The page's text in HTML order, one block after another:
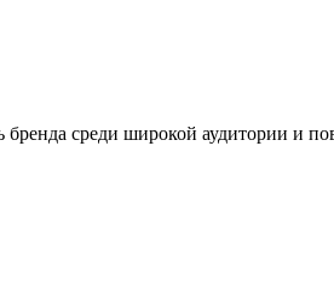
среди широкой аудитории и